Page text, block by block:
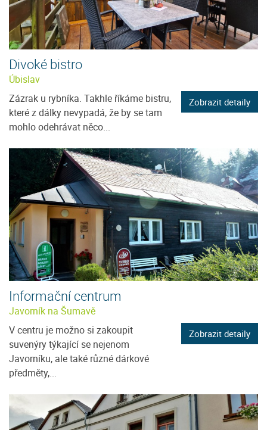
Divoké bistro
Úbislav
Zázrak u rybníka. Takhle říkáme bistru,
které z dálky nevypadá, že by se tam
mohlo odehrávat něco...
Zobrazit detaily
Informační centrum
Javorník na Šumavě
V centru je možno si zakoupit
suvenýry týkající se nejenom
Javorníku, ale také různé dárkové
předměty,...
Zobrazit detaily